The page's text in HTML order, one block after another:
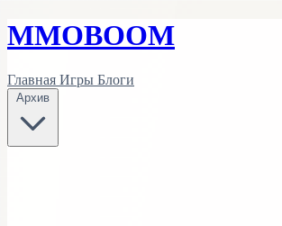
MMOBOOM
Главная Игры Блоги
Архив